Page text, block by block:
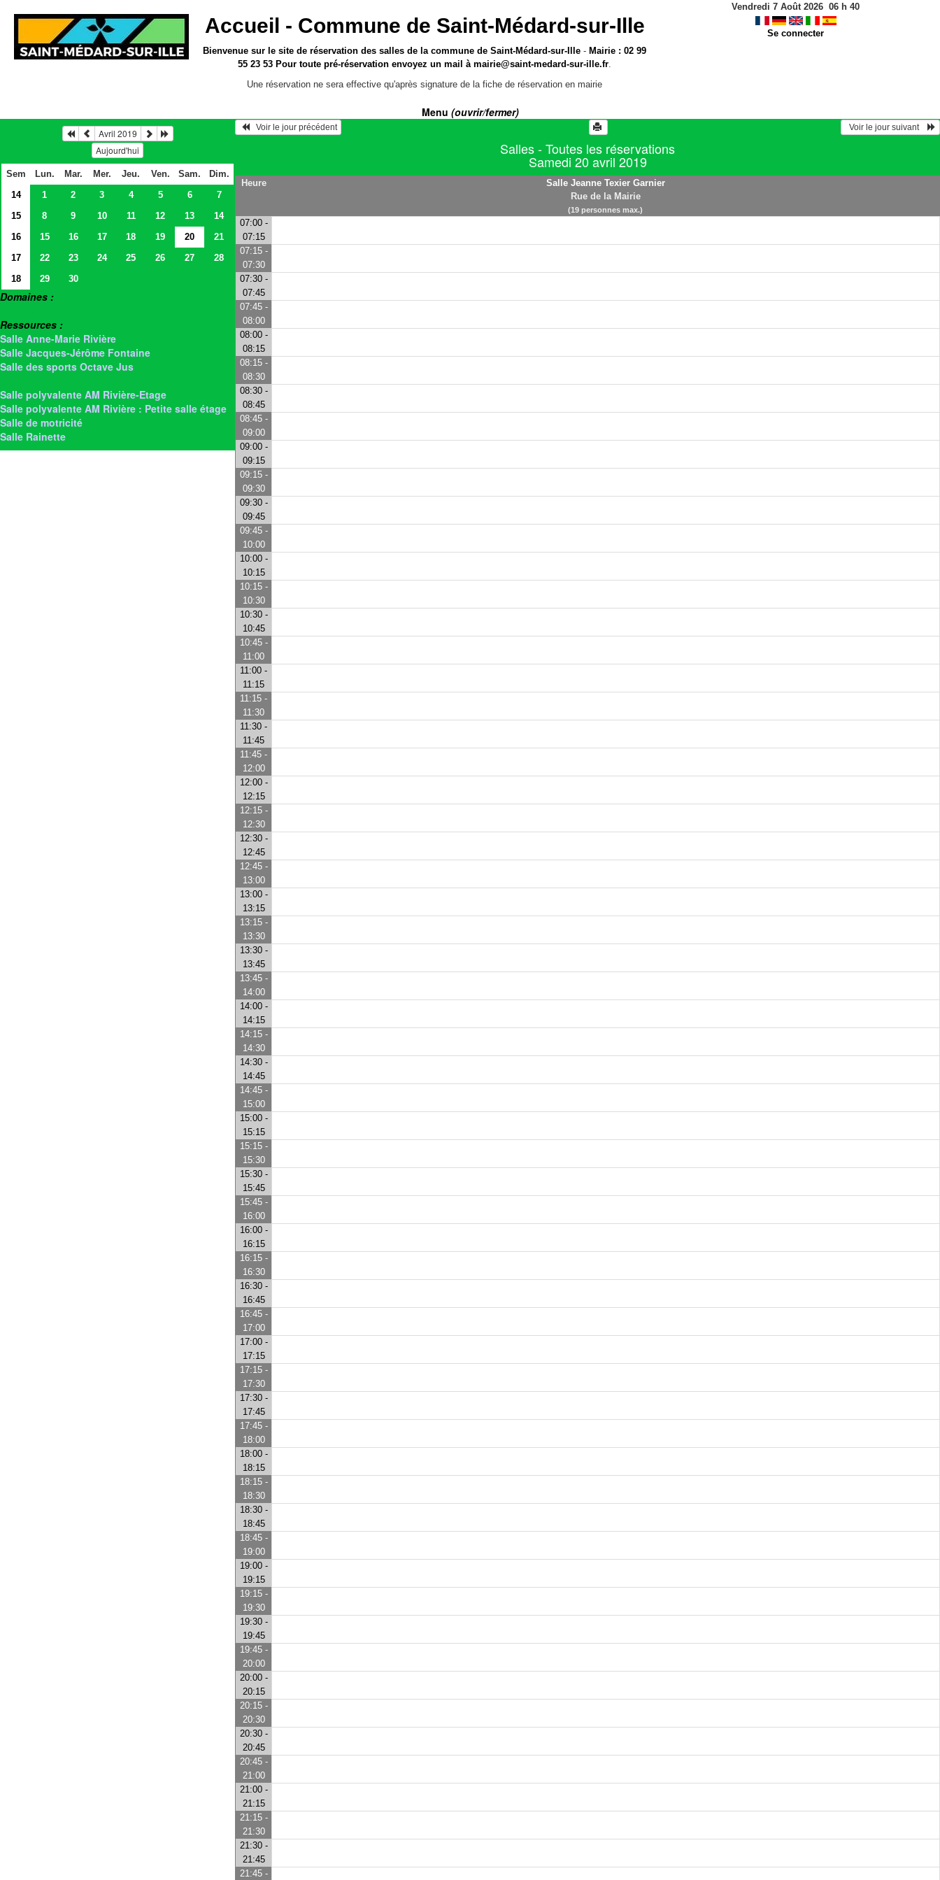
Accueil - Commune de Saint-Médard-sur-Ille
Bienvenue sur le sitede réservation des salles de la commune de Saint-Médard-sur-Ille - Mairie : 02 99
55 23 53 Pour toute pré-réservation envoyez un mail àmairie@saint-medard-sur-ille.fr.
Une réservation ne sera effective qu'après signature de la fiche de réservation en mairie
Vendredi 7 Août 2026 06 h 40
Se connecter
Menu (ouvrir/fermer)
Avril 2019
Aujourd'hui
Sem Lun. Mar. Mer. Jeu. Ven. Sam.
Dim.
14
1 2 3 4 5 6
7
15
8 9 10 11 12 13
14
16
15 16 17 18 19 20
21
17
22 23 24 25 26 27
28
18
29 30
Domaines :
Ressources :
Salle Anne-Marie Rivière
Salle Jacques-Jérôme Fontaine
Salle des sports Octave Jus
Salle polyvalente AM Rivière-Etage
Salle polyvalente AM Rivière : Petite salle étage
Salle de motricité
Salle Rainette
   Voir le jour précédent
  Voir le jour suivant
Salles - Toutes les réservations
Samedi 20 avril 2019
Heure
Salle Jeanne Texier Garnier
Rue de la Mairie
(19 personnes max.)
07:00 -
07:15
07:15 -
07:30
07:30 -
07:45
07:45 -
08:00
08:00 -
08:15
08:15 -
08:30
08:30 -
08:45
08:45 -
09:00
09:00 -
09:15
09:15 -
09:30
09:30 -
09:45
09:45 -
10:00
10:00 -
10:15
10:15 -
10:30
10:30 -
10:45
10:45 -
11:00
11:00 -
11:15
11:15 -
11:30
11:30 -
11:45
11:45 -
12:00
12:00 -
12:15
12:15 -
12:30
12:30 -
12:45
12:45 -
13:00
13:00 -
13:15
13:15 -
13:30
13:30 -
13:45
13:45 -
14:00
14:00 -
14:15
14:15 -
14:30
14:30 -
14:45
14:45 -
15:00
15:00 -
15:15
15:15 -
15:30
15:30 -
15:45
15:45 -
16:00
16:00 -
16:15
16:15 -
16:30
16:30 -
16:45
16:45 -
17:00
17:00 -
17:15
17:15 -
17:30
17:30 -
17:45
17:45 -
18:00
18:00 -
18:15
18:15 -
18:30
18:30 -
18:45
18:45 -
19:00
19:00 -
19:15
19:15 -
19:30
19:30 -
19:45
19:45 -
20:00
20:00 -
20:15
20:15 -
20:30
20:30 -
20:45
20:45 -
21:00
21:00 -
21:15
21:15 -
21:30
21:30 -
21:45
21:45 -